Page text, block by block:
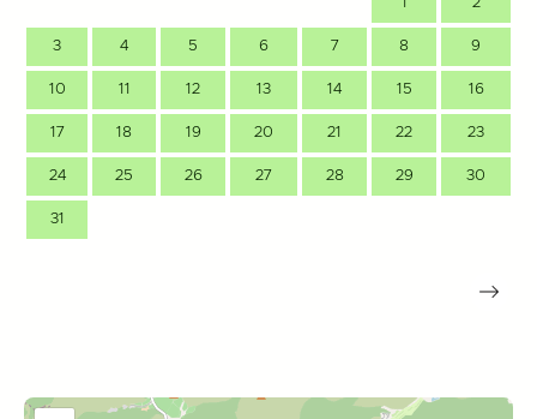
3 4 5 6 7 8 9
10 11 12 13 14 15 16
17 18 19 20 21 22 23
24 25 26 27 28 29 30
31